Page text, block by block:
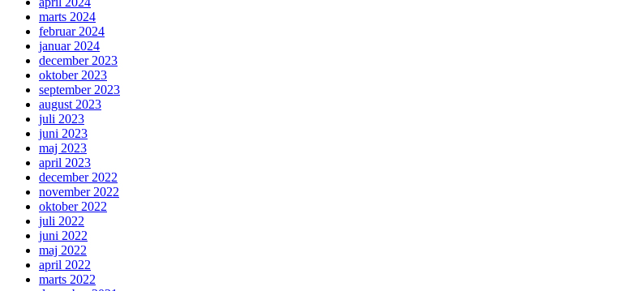
marts 2024
februar 2024
januar 2024
december 2023
oktober 2023
september 2023
august 2023
juli 2023
juni 2023
maj 2023
april 2023
december 2022
november 2022
oktober 2022
juli 2022
juni 2022
maj 2022
april 2022
marts 2022